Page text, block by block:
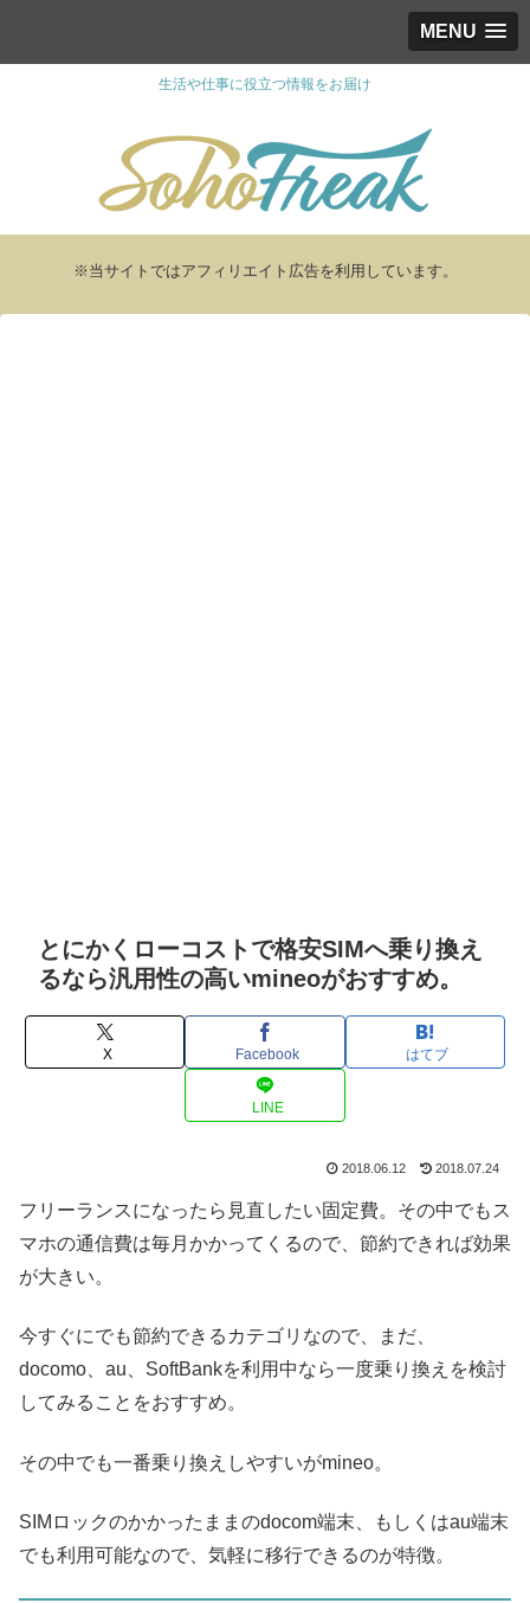
MENU
生活や仕事に役立つ情報をお届け
※当サイトではアフィリエイト広告を利用しています。
とにかくローコストで格安SIMへ乗り換え
るなら汎用性の高いmineoがおすすめ。
X Facebook はてブ
LINE
2018.06.12 2018.07.24
フリーランスになったら見直したい固定費。その中でもス
マホの通信費は毎月かかってくるので、節約できれば効果
が大きい。
今すぐにでも節約できるカテゴリなので、まだ、
docomo、au、SoftBankを利用中なら一度乗り換えを検討
してみることをおすすめ。
その中でも一番乗り換えしやすいがmineo。
SIMロックのかかったままのdocom端末、もしくはau端末
でも利用可能なので、気軽に移行できるのが特徴。